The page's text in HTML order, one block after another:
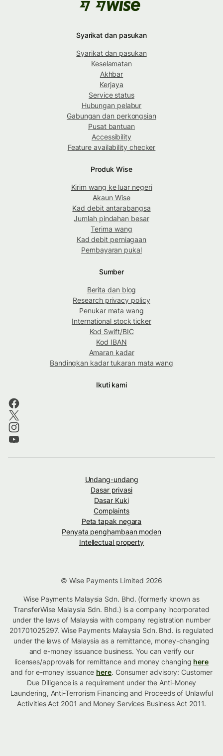
Syarikat dan pasukan
Syarikat dan pasukan
Keselamatan
Akhbar
Kerjaya
Service status
Hubungan pelabur
Gabungan dan perkongsian
Pusat bantuan
Accessibility
Feature availability checker
Produk Wise
Kirim wang ke luar negeri
Akaun Wise
Kad debit antarabangsa
Jumlah pindahan besar
Terima wang
Kad debit perniagaan
Pembayaran pukal
Sumber
Berita dan blog
Research privacy policy
Penukar mata wang
International stock ticker
Kod Swift/BIC
Kod IBAN
Amaran kadar
Bandingkan kadar tukaran mata wang
Ikuti kami
Undang-undang
Dasar privasi
Dasar Kuki
Complaints
Peta tapak negara
Penyata penghambaan moden
Intellectual property
© Wise Payments Limited 2026
Wise Payments Malaysia Sdn. Bhd. (formerly known as
TransferWise Malaysia Sdn. Bhd.) is a company incorporated
under the laws of Malaysia with company registration number
201701025297. Wise Payments Malaysia Sdn. Bhd. is regulated
under the laws of Malaysia as a remittance, money-changing
and e-money issuance business. You can verify our
licenses/approvals for remittance and money changing here
and for e-money issuance here. Consumer advisory: Customer
Due Diligence is a requirement under the Anti-Money
Laundering, Anti-Terrorism Financing and Proceeds of Unlawful
Activities Act 2001 and Money Services Business Act 2011.